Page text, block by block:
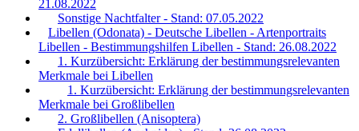
21.08.2022
Sonstige Nachtfalter - Stand: 07.05.2022
Libellen (Odonata) - Deutsche Libellen - Artenportraits
Libellen - Bestimmungshilfen Libellen - Stand: 26.08.2022
1. Kurzübersicht: Erklärung der bestimmungsrelevanten
Merkmale bei Libellen
1. Kurzübersicht: Erklärung der bestimmungsrelevanten
Merkmale bei Großlibellen
2. Großlibellen (Anisoptera)